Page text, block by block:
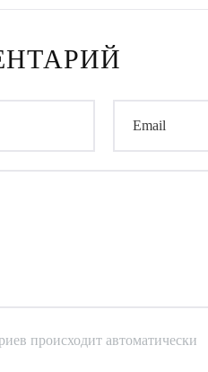
Email
происходит автоматически